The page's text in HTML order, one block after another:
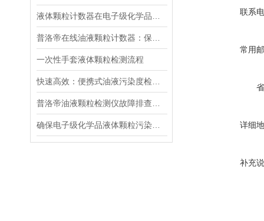
一次性手套液体颗粒检测流程
联系
常用
详细
补充